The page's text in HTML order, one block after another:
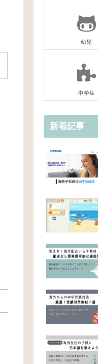
幼児
中学生
新着記事